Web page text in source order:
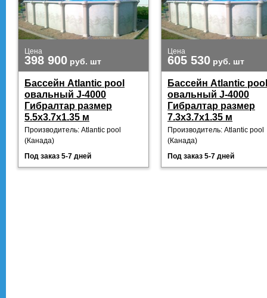
Цена
398 900 руб. шт
Бассейн Atlantic pool
овальный J-4000
Гибралтар размер
5.5х3.7х1.35 м
Производитель: Atlantic pool
(Канада)
Под заказ 5-7 дней
Цена
605 530 руб. шт
Бассейн Atlantic pool
овальный J-4000
Гибралтар размер
7.3х3.7х1.35 м
Производитель: Atlantic pool
(Канада)
Под заказ 5-7 дней